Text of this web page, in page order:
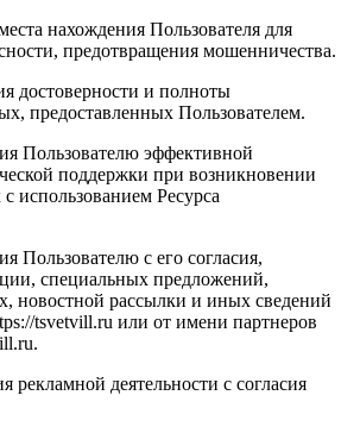
нахождения Пользователя для
предотвращения мошенничества.
достоверности и полноты
предоставленных Пользователем.
Пользователю эффективной
поддержки при возникновении
использованием Ресурса
Пользователю с его согласия,
специальных предложений,
новостной рассылки и иных сведений
tsvetvill.ru или от имени партнеров
рекламной деятельности с согласия